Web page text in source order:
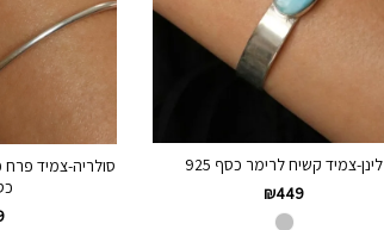
לינן-צמיד קשיח לרימר כסף 925
₪449
סולריה-צמיד פרח